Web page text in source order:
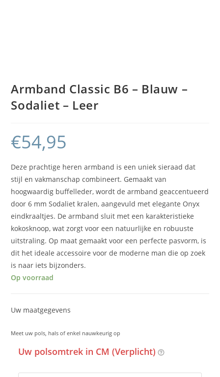
Armband Classic B6 – Blauw –
Sodaliet – Leer
€54,95
Deze prachtige heren armband is een uniek sieraad dat
stijl en vakmanschap combineert. Gemaakt van
hoogwaardig buffelleder, wordt de armband geaccentueerd
door 6 mm Sodaliet kralen, aangevuld met elegante Onyx
eindkraaltjes. De armband sluit met een karakteristieke
kokosknoop, wat zorgt voor een natuurlijke en robuuste
uitstraling. Op maat gemaakt voor een perfecte pasvorm, is
dit het ideale accessoire voor de moderne man die op zoek
is naar iets bijzonders.
Op voorraad
Uw maatgegevens
Meet uw pols, hals of enkel nauwkeurig op
Uw polsomtrek in CM (Verplicht)